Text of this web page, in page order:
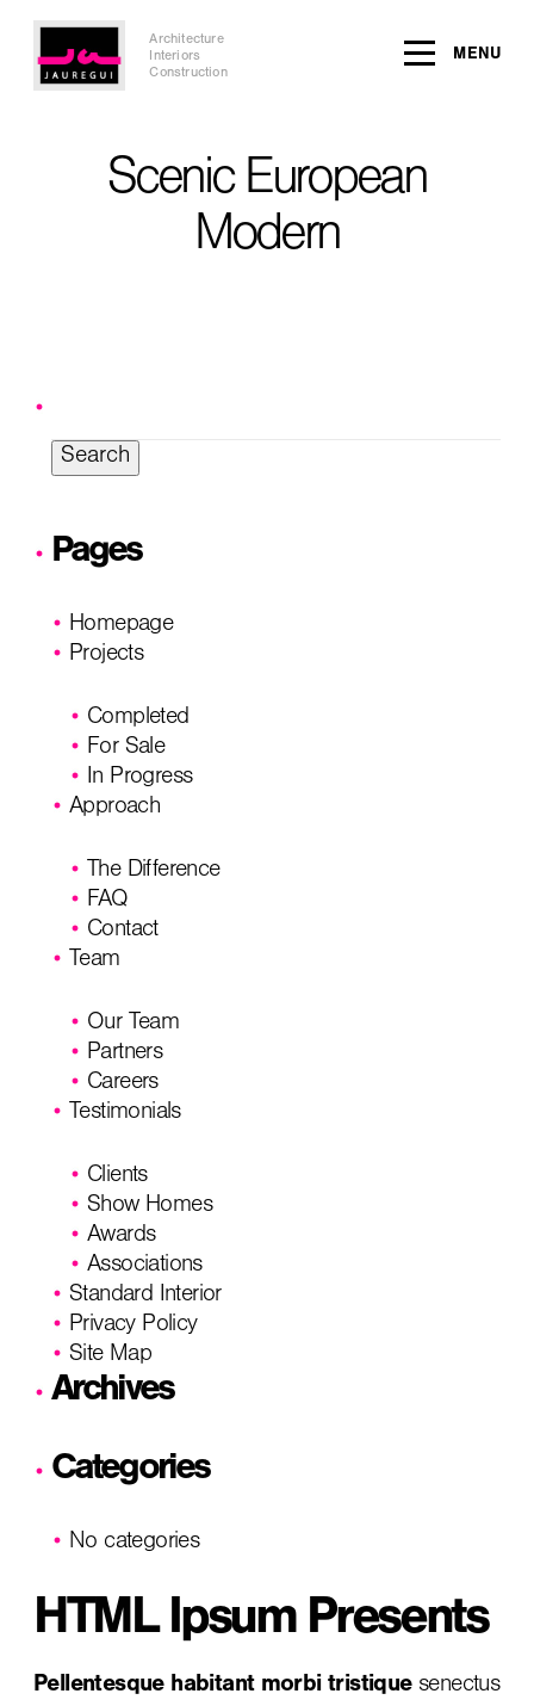
Architecture
Interiors
Construction
MENU
Scenic European
Modern
Pages
Homepage
Projects
Completed
For Sale
In Progress
Approach
The Difference
FAQ
Contact
Team
Our Team
Partners
Careers
Testimonials
Clients
Show Homes
Awards
Associations
Standard Interior
Privacy Policy
Site Map
Archives
Categories
No categories
HTML Ipsum Presents
Pellentesque habitant morbi tristiquesenectus